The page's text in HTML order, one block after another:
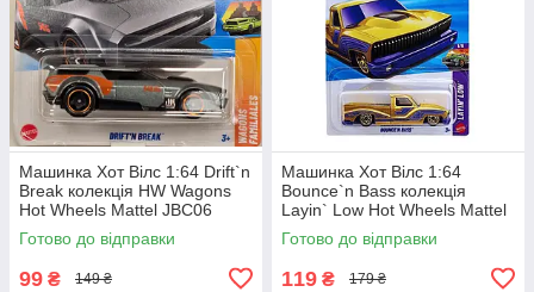
Машинка Хот Вілс 1:64 Drift`n
Break колекція HW Wagons
Hot Wheels Mattel JBC06
Готово до відправки
99 ₴ 149 ₴
Машинка Хот Вілс 1:64
Bounce`n Bass колекція
Layin` Low Hot Wheels Mattel
JJH32
Готово до відправки
119 ₴ 179 ₴